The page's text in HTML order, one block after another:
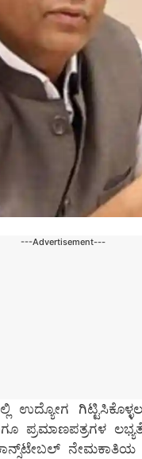
---Advertisement---
ಉದ್ಯೋಗ
ಪ್ರಮಾಣಪತ್ರಗಳ
ನೇಮಕಾತಿಯ